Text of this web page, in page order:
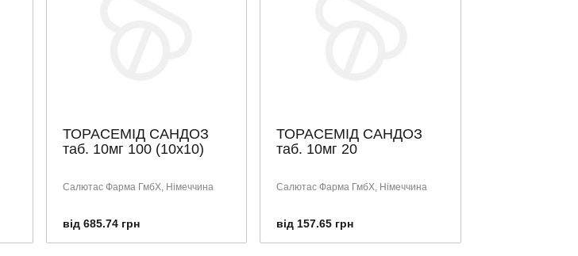
ТОРАСЕМІД САНДОЗ
таб. 10мг 100 (10х10)
Салютас Фарма ГмбХ, Німеччина
від 685.74 грн
ТОРАСЕМІД САНДОЗ
таб. 10мг 20
Салютас Фарма ГмбХ, Німеччина
від 157.65 грн